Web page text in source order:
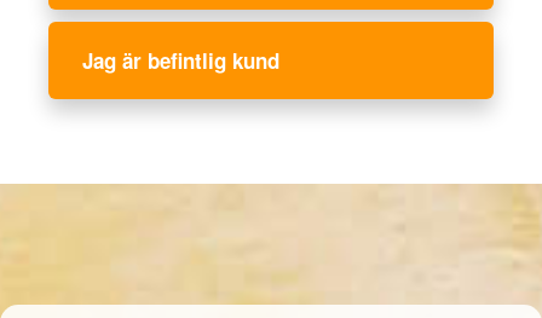
Jag är befintlig kund